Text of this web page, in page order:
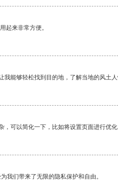
起来非常方便。
我能够轻松找到目的地，了解当地的风土
，可以简化一下，比如将设置页面进行优
我们带来了无限的隐私保护和自由。